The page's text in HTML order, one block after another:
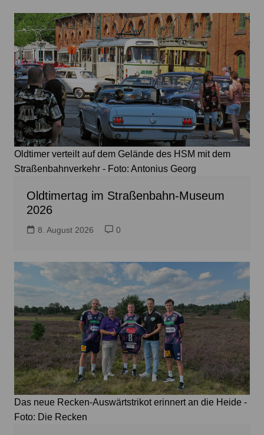
Oldtimer verteilt auf dem Gelände des HSM mit dem
Straßenbahnverkehr - Foto: Antonius Georg
Oldtimertag im Straßenbahn-Museum
2026
8. August 2026 0
Das neue Recken-Auswärtstrikot erinnert an die Heide -
Foto: Die Recken